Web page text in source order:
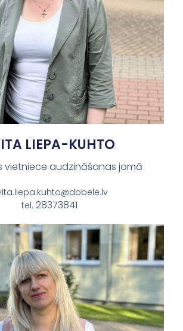
LIEPA-KUHTO
vietniece audzināšanas jomā
tel. 28373841